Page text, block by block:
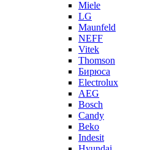
Miele
LG
Maunfeld
NEFF
Vitek
Thomson
Бирюса
Electrolux
AEG
Bosch
Candy
Beko
Indesit